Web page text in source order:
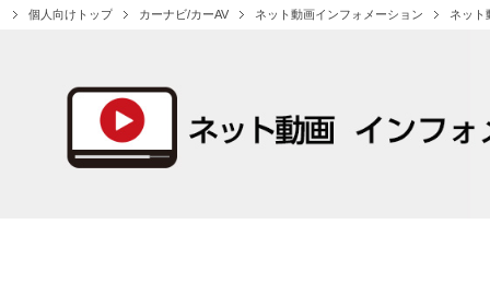
個人向けトップ カーナビ/カーAV ネット動画インフォメーション ネット